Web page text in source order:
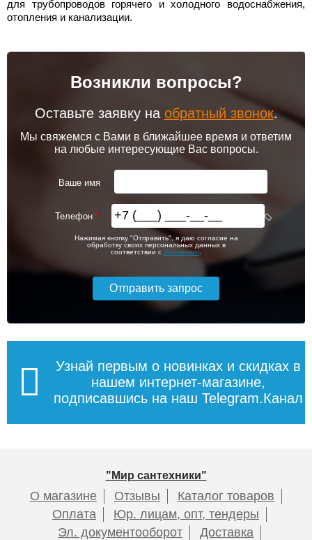
для трубопроводов горячего и холодного водоснабжения,
отопления и канализации.
Возникли вопросы?
Оставьте заявку на обратный звонок.
Мы свяжемся с Вами в ближайшее время и ответим
на любые интересующие Вас вопросы.
Ваше имя
Телефон
Нажимая кнопку "Отправить", я даю согласие на
обработку своих персональных данных в
соответствии с Условиями
Узнай первым о новинках и скидках в
нашем интернет-магазине,
подписавшись на наш Telegram.Канал
"Мир сантехники"
О магазине Отзывы
Каталог товаров
Оплата
Юр. лицам, опт, тендеры
Эл. документооборот
Доставка